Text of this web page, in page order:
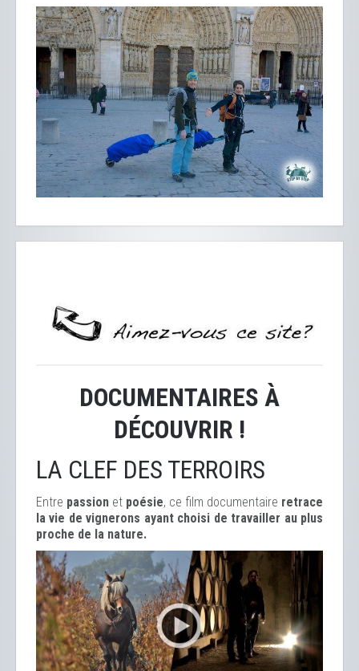
DOCUMENTAIRES À
DÉCOUVRIR !
LA CLEF DES TERROIRS
Entre passion et poésie, ce film documentaire retrace
la vie de vignerons ayant choisi de travailler au plus
proche de la nature.